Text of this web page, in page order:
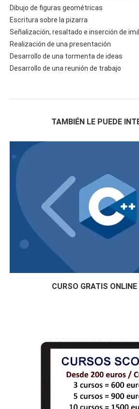
Dibujo de figuras geométricas
Escritura sobre la pizarra
Señalización, resaltado e inserción de
Realización de una presentación
Desarrollo de una tormenta de ideas
Desarrollo de una reunión de trabajo
TAMBIÉN LE PUEDE
CURSO GRATIS